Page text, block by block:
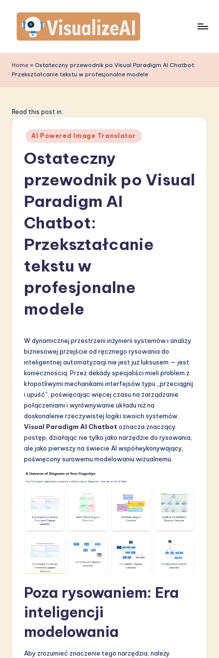
content
is
u
li
A
in
A
&
S
Home » Ostateczny przewodnik po Visual Paradigm AI Chatbot:
Przekształcanie tekstu w profesjonalne modele
Read this post in:
Posted
in
AI Powered Image Translator
Ostateczny
przewodnik po Visual
Paradigm AI
Chatbot:
Przekształcanie
tekstu w
profesjonalne
modele
W dynamicznej przestrzeni inżynierii systemów i analizy
biznesowej przejście od ręcznego rysowania do
inteligentnej automatyzacji nie jest już luksusem — jest
koniecznością. Przez dekady specjaliści mieli problem z
kłopotliwymi mechanikami interfejsów typu „przeciągnij
i upuść”, poświęcając więcej czasu na zarządzanie
połączeniami i wyrównywanie układu niż na
doskonalenie rzeczywistej logiki swoich systemów.
Visual Paradigm AI Chatbot oznacza znaczący
postęp, działając nie tylko jako narzędzie do rysowania,
ale jako pierwszy na świecie AI współwykonywający,
poświęcony surowemu modelowaniu wizualnemu.
Poza rysowaniem: Era
inteligencji
modelowania
Aby zrozumieć znaczenie tego narzędzia, należy